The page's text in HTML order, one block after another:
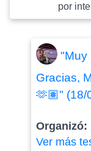
por
"Muy
Gracias,
🫶🏽" (18/
Organizó:
Ver más